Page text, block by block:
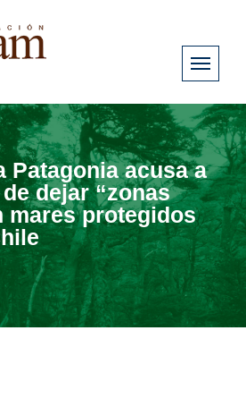
Patagonia acusa a
dejar “zonas
mares protegidos